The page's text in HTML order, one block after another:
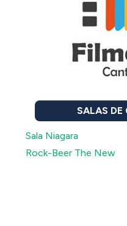
SALAS DE
Sala Niagara
Rock-Beer The New